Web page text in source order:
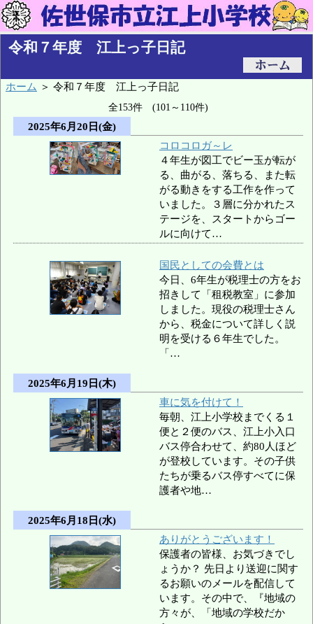
令和７年度 江上っ子日記
ホーム ＞ 令和７年度 江上っ子日記
全153件 (101～110件)
2025年6月20日(金)
コロコロガ～レ
４年生が図工でビー玉が転が
る、曲がる、落ちる、また転
がる動きをする工作を作って
いました。３層に分かれたス
テージを、スタートからゴー
ルに向けて…
国民としての会費とは
今日、6年生が税理士の方をお
招きして「租税教室」に参加
しました。現役の税理士さん
から、税金について詳しく説
明を受ける６年生でした。
「…
2025年6月19日(木)
車に気を付けて！
毎朝、江上小学校までくる１
便と２便のバス、江上小入口
バス停合わせて、約80人ほど
が登校しています。その子供
たちが乗るバス停すべてに保
護者や地…
2025年6月18日(水)
ありがとうございます！
保護者の皆様、お気づきでし
ょうか？ 先日より送迎に関す
るお願いのメールを配信して
います。その中で、『地域の
方々が、「地域の学校だか